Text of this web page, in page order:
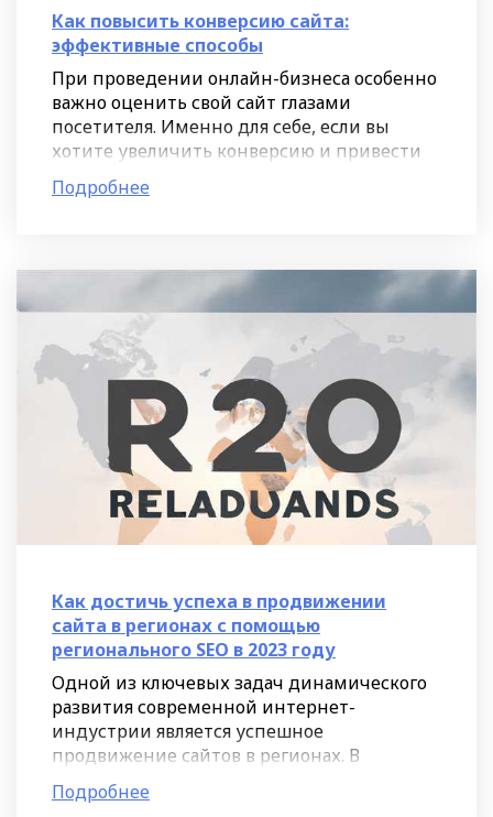
Как повысить конверсию сайта:
эффективные способы
При проведении онлайн-бизнеса особенно
важно оценить свой сайт глазами
посетителя. Именно для себе, если вы
хотите увеличить конверсию и привести
больше клиентов. Ведь взгляд с телефона
на путь от посетителя до
Подробнее
Как достичь успеха в продвижении
сайта в регионах с помощью
регионального SEO в 2023 году
Одной из ключевых задач динамического
развития современной интернет-
индустрии является успешное
продвижение сайтов в регионах. В
условиях всё более разнообразного и
взаимосвязанного информационного
Подробнее